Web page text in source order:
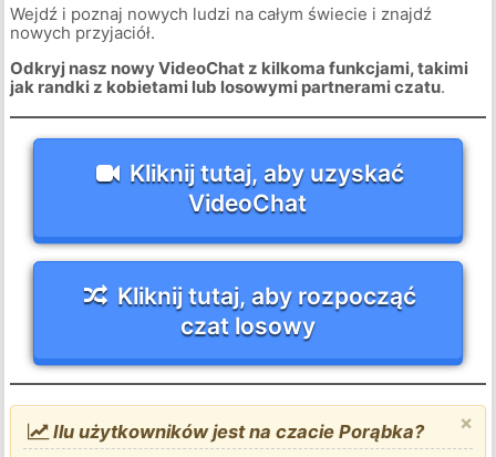
Wejdź i poznaj nowych ludzi na całym świecie i znajdź
nowych przyjaciół.
Odkryj nasz nowy VideoChat z kilkoma funkcjami, takimi
jak randki z kobietami lub losowymi partnerami czatu.
Kliknij tutaj, aby uzyskać
VideoChat
Kliknij tutaj, aby rozpocząć
czat losowy
×
Ilu użytkowników jest na czacie Porąbka?